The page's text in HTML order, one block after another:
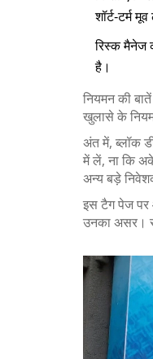
शॉर्ट‑टर्म
रिस्क मैनेज
है।
नियमन की
खुलासे के नियम
अंत में, ब्लॉक
में लें, ना कि
अन्य बड़े
इस टैग पेज पर
उनका असर।